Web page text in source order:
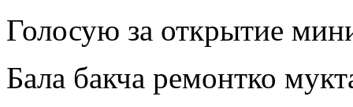
Голосую за открытие
Бала бакча ремонтко